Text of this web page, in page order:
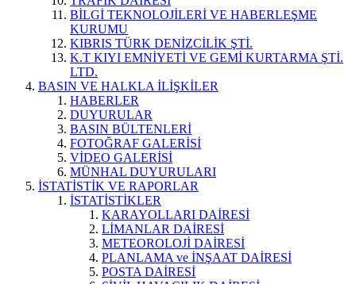
BİLGİ TEKNOLOJİLERİ VE HABERLEŞME
KURUMU
KIBRIS TÜRK DENİZCİLİK ŞTİ.
K.T KIYI EMNİYETİ VE GEMİ KURTARMA ŞTİ.
LTD.
BASIN VE HALKLA İLİŞKİLER
HABERLER
DUYURULAR
BASIN BÜLTENLERİ
FOTOĞRAF GALERİSİ
VİDEO GALERİSİ
MÜNHAL DUYURULARI
İSTATİSTİK VE RAPORLAR
İSTATİSTİKLER
KARAYOLLARI DAİRESİ
LİMANLAR DAİRESİ
METEOROLOJİ DAİRESİ
PLANLAMA ve İNŞAAT DAİRESİ
POSTA DAİRESİ